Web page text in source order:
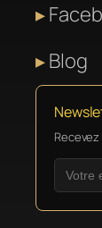
Blog